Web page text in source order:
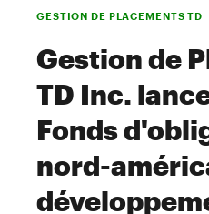
GESTION DE PLACEMENTS TD
Gestion de
TD Inc.
Fonds
nord-